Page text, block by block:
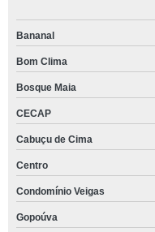
Bananal
Bom Clima
Bosque Maia
CECAP
Cabuçu de Cima
Centro
Condomínio Veigas
Gopoúva